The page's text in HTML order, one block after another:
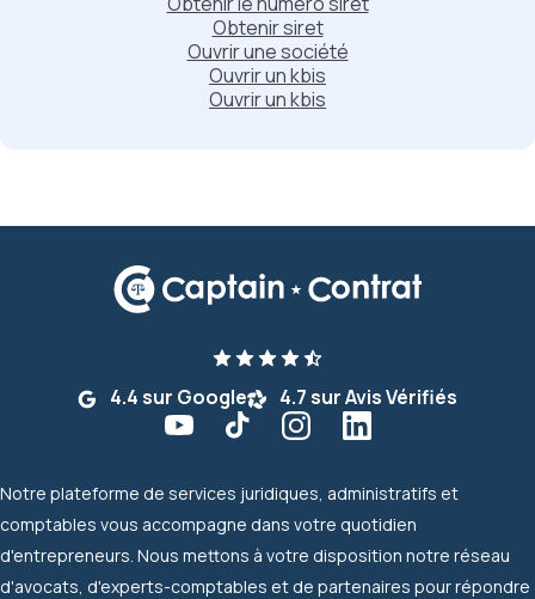
Obtenir siret
Ouvrir une société
Ouvrir un kbis
Ouvrir un kbis
4.4 sur Google 4.7 sur Avis Vérifiés
Notre plateforme de services juridiques, administratifs et
comptables vous accompagne dans votre quotidien
d'entrepreneurs. Nous mettons à votre disposition notre réseau
d'avocats, d'experts-comptables et de partenaires pour répondre